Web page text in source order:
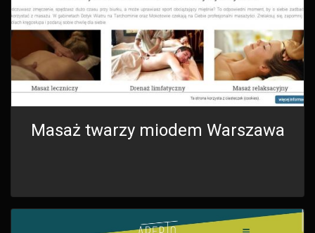
Masaż twarzy miodem Warszawa